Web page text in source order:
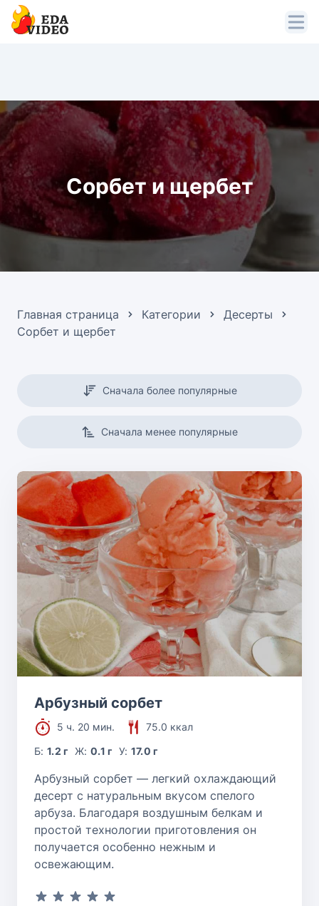
Сорбет и щербет
Главная страница Категории
Десерты
Сорбет и щербет
Сначала более популярные
Сначала менее популярные
Арбузный сорбет
5 ч. 20 мин.
75.0 ккал
Б:1.2 г Ж: 0.1 г У: 17.0 г
Арбузный сорбет — легкий охлаждающий
десерт с натуральным вкусом спелого
арбуза. Благодаря воздушным белкам и
простой технологии приготовления он
получается особенно нежным и
освежающим.